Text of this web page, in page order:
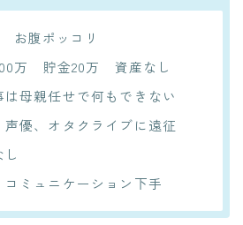
お腹ポッコリ
万 貯金20万 資産なし
母親任せで何もできない
優、オタクライブに遠征
コミュニケーション下手